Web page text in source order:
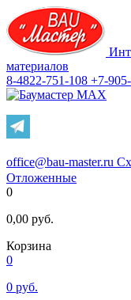
материалов
8-4822-751-108 +7-
office@bau-master.ru
Отложенные
0
0,00 руб.
Корзина
0
0 руб.